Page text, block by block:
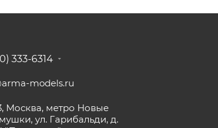
333-6314
models.ru
Москва, метро Новые
ул. Гарибальди, д.